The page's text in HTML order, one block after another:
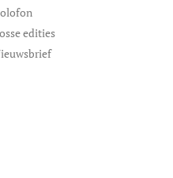
edities